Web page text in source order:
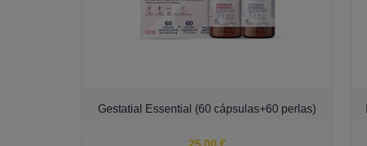
Gestatial Essential (60 cápsulas+60 perlas)